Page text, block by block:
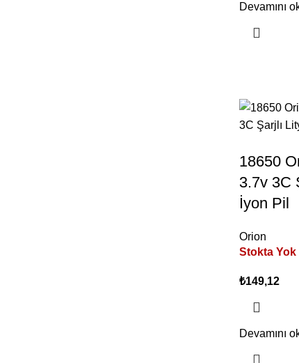
Devamını
18650
3.7v 3C
İyon Pil
Orion
Stokta Yok
₺149,12
Devamını